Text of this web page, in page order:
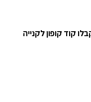
קוד קופון לקנייה